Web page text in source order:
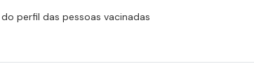
perfil das pessoas vacinadas